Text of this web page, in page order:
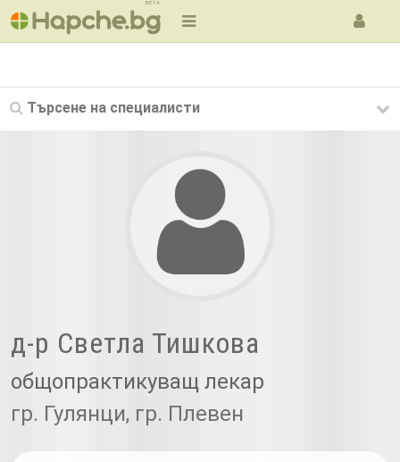
BETA
Търсене на специалисти
д-р Светла Тишкова
общопрактикуващ лекар
гр. Гулянци, гр. Плевен